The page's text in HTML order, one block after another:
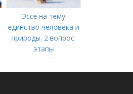
Эссе на тему
единство человека и
природы. 2 вопрос:
этапы
взаимодействия
природного и